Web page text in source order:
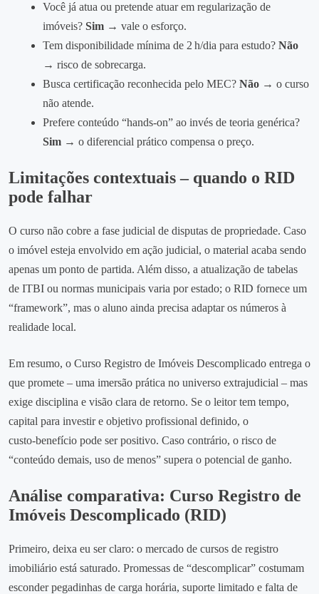
Você já atua ou pretende atuar em regularização de
imóveis? Sim → vale o esforço.
Tem disponibilidade mínima de 2 h/dia para estudo? Não
→ risco de sobrecarga.
Busca certificação reconhecida pelo MEC? Não → o curso
não atende.
Prefere conteúdo “hands‑on” ao invés de teoria genérica?
Sim → o diferencial prático compensa o preço.
Limitações contextuais – quando o RID
pode falhar
O curso não cobre a fase judicial de disputas de propriedade. Caso
o imóvel esteja envolvido em ação judicial, o material acaba sendo
apenas um ponto de partida. Além disso, a atualização de tabelas
de ITBI ou normas municipais varia por estado; o RID fornece um
“framework”, mas o aluno ainda precisa adaptar os números à
realidade local.
Em resumo, o Curso Registro de Imóveis Descomplicado entrega o
que promete – uma imersão prática no universo extrajudicial – mas
exige disciplina e visão clara de retorno. Se o leitor tem tempo,
capital para investir e objetivo profissional definido, o
custo‑benefício pode ser positivo. Caso contrário, o risco de
“conteúdo demais, uso de menos” supera o potencial de ganho.
Análise comparativa: Curso Registro de
Imóveis Descomplicado (RID)
Primeiro, deixa eu ser claro: o mercado de cursos de registro
imobiliário está saturado. Promessas de “descomplicar” costumam
esconder pegadinhas de carga horária, suporte limitado e falta de